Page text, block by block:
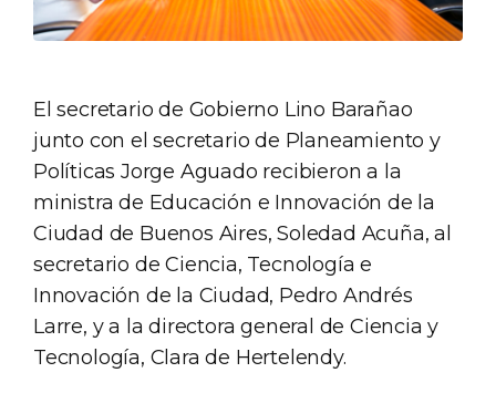
El secretario de Gobierno Lino Barañao
junto con el secretario de Planeamiento y
Políticas Jorge Aguado recibieron a la
ministra de Educación e Innovación de la
Ciudad de Buenos Aires, Soledad Acuña, al
secretario de Ciencia, Tecnología e
Innovación de la Ciudad, Pedro Andrés
Larre, y a la directora general de Ciencia y
Tecnología, Clara de Hertelendy.